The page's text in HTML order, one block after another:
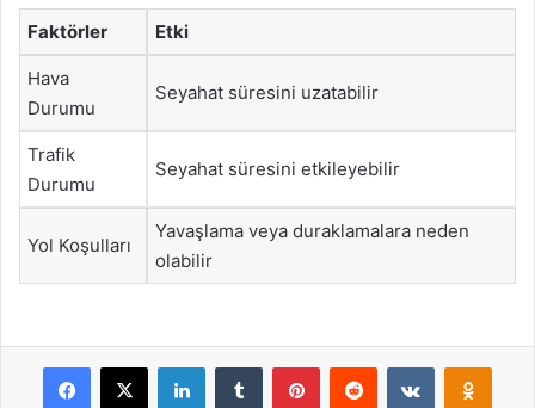
Faktörler Etki
Hava
Durumu
Seyahat süresini uzatabilir
Trafik
Durumu
Seyahat süresini etkileyebilir
Yol Koşulları
Yavaşlama veya duraklamalara neden
olabilir
Facebook
X LinkedInTumblr PinterestReddit VKontakte